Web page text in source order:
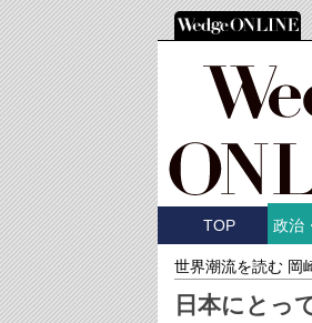
TOP 政治
世界潮流を読む 岡
日本にとっ